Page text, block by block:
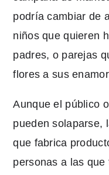
podría cambiar de
niños que quieren
padres, o parejas
flores a sus
Aunque el público
pueden solaparse,
que fabrica
personas a las